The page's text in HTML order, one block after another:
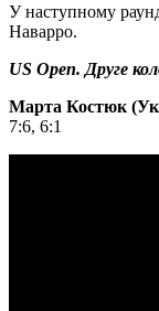
У наступному
Наварро.
US Open. Друге
Марта Костюк
7:6, 6:1